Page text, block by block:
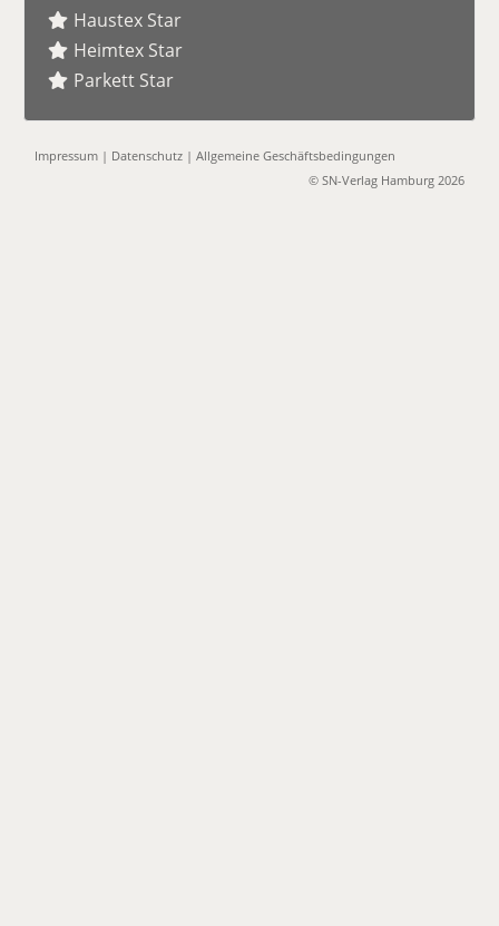
Haustex Star
Heimtex Star
Parkett Star
Impressum | Datenschutz |Allgemeine Geschäftsbedingungen
© SN-Verlag Hamburg 2026